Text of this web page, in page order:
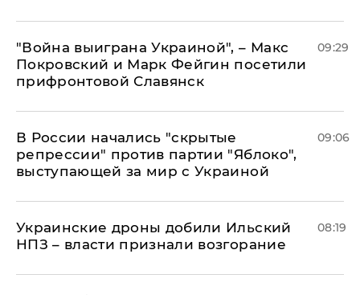
"Война выиграна Украиной", – Макс
Покровский и Марк Фейгин посетили
прифронтовой Славянск
09:29
В России начались "скрытые
репрессии" против партии "Яблоко",
выступающей за мир с Украиной
09:06
Украинские дроны добили Ильский
НПЗ – власти признали возгорание
08:19